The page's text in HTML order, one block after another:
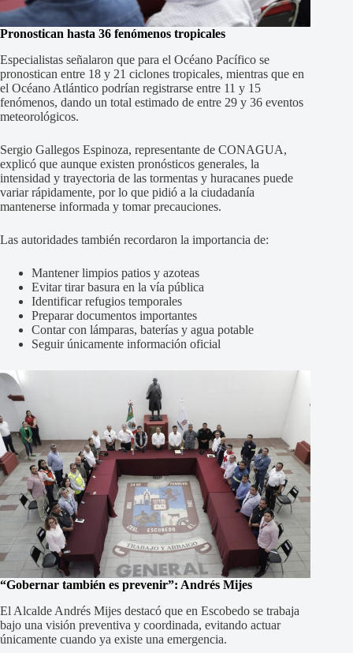
Pronostican hasta 36 fenómenos tropicales
Especialistas señalaron que para el Océano Pacífico se
pronostican entre 18 y 21 ciclones tropicales, mientras que en
el Océano Atlántico podrían registrarse entre 11 y 15
fenómenos, dando un total estimado de entre 29 y 36 eventos
meteorológicos.
Sergio Gallegos Espinoza, representante de CONAGUA,
explicó que aunque existen pronósticos generales, la
intensidad y trayectoria de las tormentas y huracanes puede
variar rápidamente, por lo que pidió a la ciudadanía
mantenerse informada y tomar precauciones.
Las autoridades también recordaron la importancia de:
Mantener limpios patios y azoteas
Evitar tirar basura en la vía pública
Identificar refugios temporales
Preparar documentos importantes
Contar con lámparas, baterías y agua potable
Seguir únicamente información oficial
“Gobernar también es prevenir”: Andrés Mijes
El Alcalde Andrés Mijes destacó que en Escobedo se trabaja
bajo una visión preventiva y coordinada, evitando actuar
únicamente cuando ya existe una emergencia.